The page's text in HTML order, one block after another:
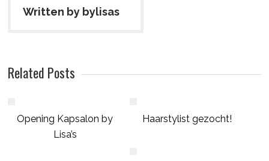
Written by bylisas
Related Posts
Opening Kapsalon by
Lisa’s
Haarstylist gezocht!